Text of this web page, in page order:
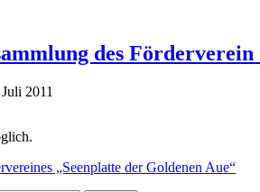
des Förderverein
2011
„Seenplatte der Goldenen Aue“